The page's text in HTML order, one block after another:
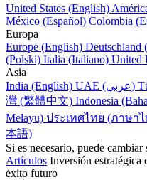
United States (English)
México (Español) Colombia
Europa
Europe (English) Deutschland
(Polski) Italia (Italiano) United
Asia
India (English)
UAE (عربي)
灣 (繁體中文) Indonesia
Melayu) ประเทศไทย (ภาษา
本語)
Si es necesario, puede
Artículos Inversión estratégica
éxito futuro